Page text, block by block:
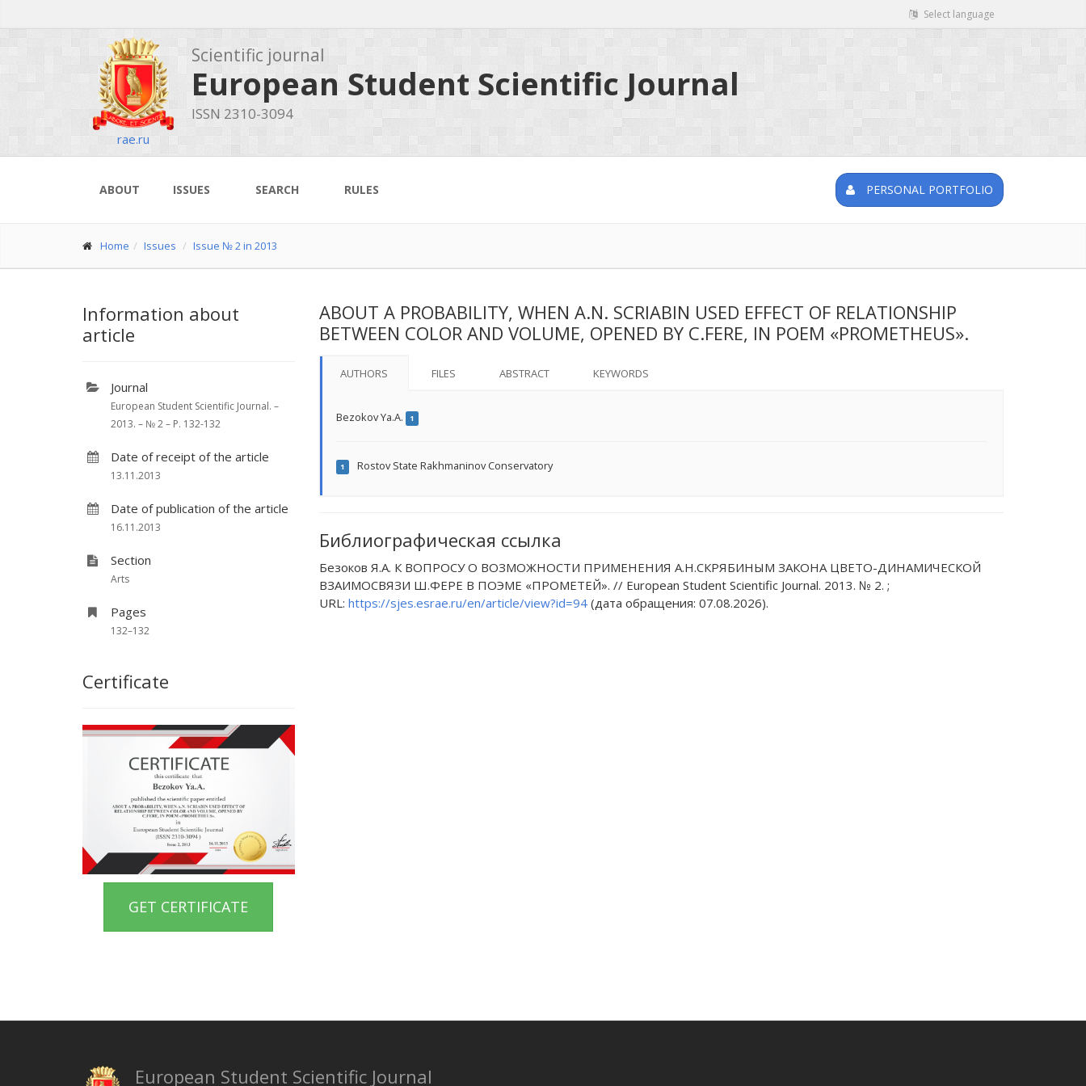
Select language
rae.ru
Scientific journal
European Student Scientific Journal
ISSN 2310-3094
ABOUT ISSUES SEARCH RULES PERSONAL PORTFOLIO
Home Issues Issue № 2 in 2013
Information about
article
Journal
European Student Scientific Journal. –
2013. – № 2 – P. 132-132
Date of receipt of the article
13.11.2013
Date of publication of the article
16.11.2013
Section
Arts
Pages
132–132
Certificate
GET CERTIFICATE
ABOUT A PROBABILITY, WHEN A.N. SCRIABIN USED EFFECT OF RELATIONSHIP
BETWEEN COLOR AND VOLUME, OPENED BY C.FERE, IN POEM «PROMETHEUS».
AUTHORS FILES ABSTRACT KEYWORDS
Bezokov Ya.A. 1
1 Rostov State Rakhmaninov Conservatory
Библиографическая ссылка
Безоков Я.А. К ВОПРОСУ О ВОЗМОЖНОСТИ ПРИМЕНЕНИЯ А.Н.СКРЯБИНЫМ ЗАКОНА ЦВЕТО-ДИНАМИЧЕСКОЙ
ВЗАИМОСВЯЗИ Ш.ФЕРЕ В ПОЭМЕ «ПРОМЕТЕЙ». // European Student Scientific Journal. 2013. № 2. ;
URL: https://sjes.esrae.ru/en/article/view?id=94(дата обращения: 07.08.2026).
European Student Scientific Journal